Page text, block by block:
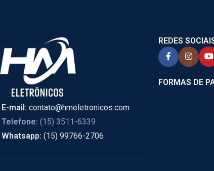
E-mail: contato@hmeletronicos.com
Telefone: (15) 3511-6339
Whatsapp: (15) 99766-2706
REDES
FORMAS DE